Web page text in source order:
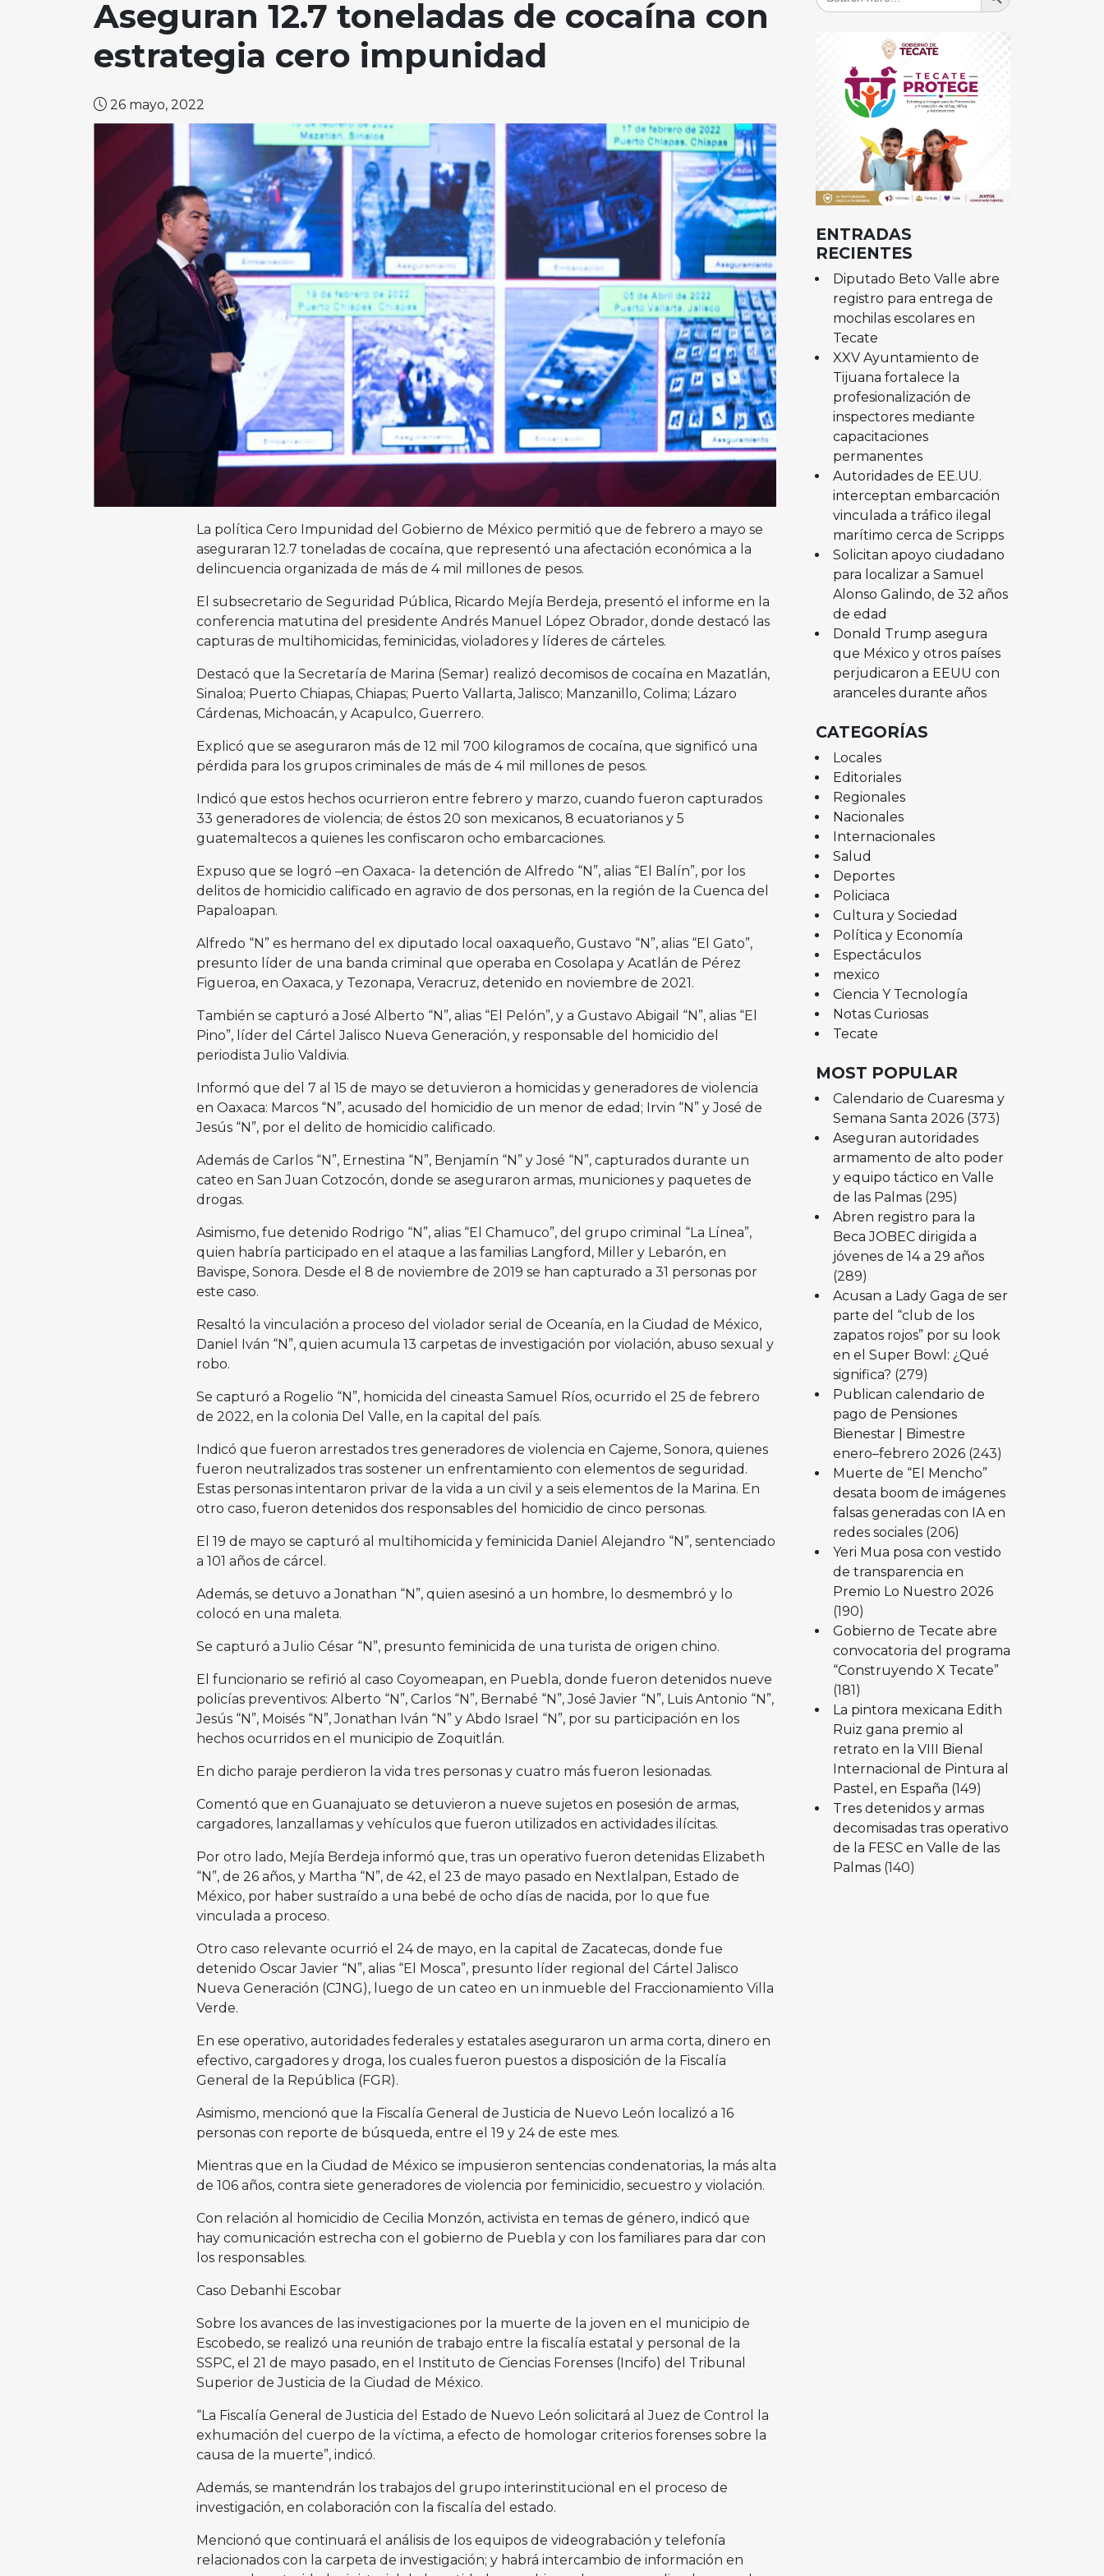
Aseguran 12.7 toneladas de cocaína con
estrategia cero impunidad
26 mayo, 2022
La política Cero Impunidad del Gobierno de México permitió que de febrero a mayo se
aseguraran 12.7 toneladas de cocaína, que representó una afectación económica a la
delincuencia organizada de más de 4 mil millones de pesos.
El subsecretario de Seguridad Pública, Ricardo Mejía Berdeja, presentó el informe en la
conferencia matutina del presidente Andrés Manuel López Obrador, donde destacó las
capturas de multihomicidas, feminicidas, violadores y líderes de cárteles.
Destacó que la Secretaría de Marina (Semar) realizó decomisos de cocaína en Mazatlán,
Sinaloa; Puerto Chiapas, Chiapas; Puerto Vallarta, Jalisco; Manzanillo, Colima; Lázaro
Cárdenas, Michoacán, y Acapulco, Guerrero.
Explicó que se aseguraron más de 12 mil 700 kilogramos de cocaína, que significó una
pérdida para los grupos criminales de más de 4 mil millones de pesos.
Indicó que estos hechos ocurrieron entre febrero y marzo, cuando fueron capturados
33 generadores de violencia; de éstos 20 son mexicanos, 8 ecuatorianos y 5
guatemaltecos a quienes les confiscaron ocho embarcaciones.
Expuso que se logró –en Oaxaca- la detención de Alfredo “N”, alias “El Balín”, por los
delitos de homicidio calificado en agravio de dos personas, en la región de la Cuenca del
Papaloapan.
Alfredo “N” es hermano del ex diputado local oaxaqueño, Gustavo “N”, alias “El Gato”,
presunto líder de una banda criminal que operaba en Cosolapa y Acatlán de Pérez
Figueroa, en Oaxaca, y Tezonapa, Veracruz, detenido en noviembre de 2021.
También se capturó a José Alberto “N”, alias “El Pelón”, y a Gustavo Abigail “N”, alias “El
Pino”, líder del Cártel Jalisco Nueva Generación, y responsable del homicidio del
periodista Julio Valdivia.
Informó que del 7 al 15 de mayo se detuvieron a homicidas y generadores de violencia
en Oaxaca: Marcos “N”, acusado del homicidio de un menor de edad; Irvin “N” y José de
Jesús “N”, por el delito de homicidio calificado.
Además de Carlos “N”, Ernestina “N”, Benjamín “N” y José “N”, capturados durante un
cateo en San Juan Cotzocón, donde se aseguraron armas, municiones y paquetes de
drogas.
Asimismo, fue detenido Rodrigo “N”, alias “El Chamuco”, del grupo criminal “La Línea”,
quien habría participado en el ataque a las familias Langford, Miller y Lebarón, en
Bavispe, Sonora. Desde el 8 de noviembre de 2019 se han capturado a 31 personas por
este caso.
Resaltó la vinculación a proceso del violador serial de Oceanía, en la Ciudad de México,
Daniel Iván “N”, quien acumula 13 carpetas de investigación por violación, abuso sexual y
robo.
Se capturó a Rogelio “N”, homicida del cineasta Samuel Ríos, ocurrido el 25 de febrero
de 2022, en la colonia Del Valle, en la capital del país.
Indicó que fueron arrestados tres generadores de violencia en Cajeme, Sonora, quienes
fueron neutralizados tras sostener un enfrentamiento con elementos de seguridad.
Estas personas intentaron privar de la vida a un civil y a seis elementos de la Marina. En
otro caso, fueron detenidos dos responsables del homicidio de cinco personas.
El 19 de mayo se capturó al multihomicida y feminicida Daniel Alejandro “N”, sentenciado
a 101 años de cárcel.
Además, se detuvo a Jonathan “N”, quien asesinó a un hombre, lo desmembró y lo
colocó en una maleta.
Se capturó a Julio César “N”, presunto feminicida de una turista de origen chino.
El funcionario se refirió al caso Coyomeapan, en Puebla, donde fueron detenidos nueve
policías preventivos: Alberto “N”, Carlos “N”, Bernabé “N”, José Javier “N”, Luis Antonio “N”,
Jesús “N”, Moisés “N”, Jonathan Iván “N” y Abdo Israel “N”, por su participación en los
hechos ocurridos en el municipio de Zoquitlán.
En dicho paraje perdieron la vida tres personas y cuatro más fueron lesionadas.
Comentó que en Guanajuato se detuvieron a nueve sujetos en posesión de armas,
cargadores, lanzallamas y vehículos que fueron utilizados en actividades ilícitas.
Por otro lado, Mejía Berdeja informó que, tras un operativo fueron detenidas Elizabeth
“N”, de 26 años, y Martha “N”, de 42, el 23 de mayo pasado en Nextlalpan, Estado de
México, por haber sustraído a una bebé de ocho días de nacida, por lo que fue
vinculada a proceso.
Otro caso relevante ocurrió el 24 de mayo, en la capital de Zacatecas, donde fue
detenido Oscar Javier “N”, alias “El Mosca”, presunto líder regional del Cártel Jalisco
Nueva Generación (CJNG), luego de un cateo en un inmueble del Fraccionamiento Villa
Verde.
En ese operativo, autoridades federales y estatales aseguraron un arma corta, dinero en
efectivo, cargadores y droga, los cuales fueron puestos a disposición de la Fiscalía
General de la República (FGR).
Asimismo, mencionó que la Fiscalía General de Justicia de Nuevo León localizó a 16
personas con reporte de búsqueda, entre el 19 y 24 de este mes.
Mientras que en la Ciudad de México se impusieron sentencias condenatorias, la más alta
de 106 años, contra siete generadores de violencia por feminicidio, secuestro y violación.
Con relación al homicidio de Cecilia Monzón, activista en temas de género, indicó que
hay comunicación estrecha con el gobierno de Puebla y con los familiares para dar con
los responsables.
Caso Debanhi Escobar
Sobre los avances de las investigaciones por la muerte de la joven en el municipio de
Escobedo, se realizó una reunión de trabajo entre la fiscalía estatal y personal de la
SSPC, el 21 de mayo pasado, en el Instituto de Ciencias Forenses (Incifo) del Tribunal
Superior de Justicia de la Ciudad de México.
“La Fiscalía General de Justicia del Estado de Nuevo León solicitará al Juez de Control la
exhumación del cuerpo de la víctima, a efecto de homologar criterios forenses sobre la
causa de la muerte”, indicó.
Además, se mantendrán los trabajos del grupo interinstitucional en el proceso de
investigación, en colaboración con la fiscalía del estado.
Mencionó que continuará el análisis de los equipos de videograbación y telefonía
relacionados con la carpeta de investigación; y habrá intercambio de información en
ENTRADAS
RECIENTES
Diputado Beto Valle abre
registro para entrega de
mochilas escolares en
Tecate
XXV Ayuntamiento de
Tijuana fortalece la
profesionalización de
inspectores mediante
capacitaciones
permanentes
Autoridades de EE.UU.
interceptan embarcación
vinculada a tráfico ilegal
marítimo cerca de Scripps
Solicitan apoyo ciudadano
para localizar a Samuel
Alonso Galindo, de 32 años
de edad
Donald Trump asegura
que México y otros países
perjudicaron a EEUU con
aranceles durante años
CATEGORÍAS
Locales
Editoriales
Regionales
Nacionales
Internacionales
Salud
Deportes
Policiaca
Cultura y Sociedad
Política y Economía
Espectáculos
mexico
Ciencia Y Tecnología
Notas Curiosas
Tecate
MOST POPULAR
Calendario de Cuaresma y
Semana Santa 2026 (373)
Aseguran autoridades
armamento de alto poder
y equipo táctico en Valle
de las Palmas (295)
Abren registro para la
Beca JOBEC dirigida a
jóvenes de 14 a 29 años
(289)
Acusan a Lady Gaga de ser
parte del “club de los
zapatos rojos” por su look
en el Super Bowl: ¿Qué
significa? (279)
Publican calendario de
pago de Pensiones
Bienestar | Bimestre
enero–febrero 2026 (243)
Muerte de “El Mencho”
desata boom de imágenes
falsas generadas con IA en
redes sociales (206)
Yeri Mua posa con vestido
de transparencia en
Premio Lo Nuestro 2026
(190)
Gobierno de Tecate abre
convocatoria del programa
“Construyendo X Tecate”
(181)
La pintora mexicana Edith
Ruiz gana premio al
retrato en la VIII Bienal
Internacional de Pintura al
Pastel, en España (149)
Tres detenidos y armas
decomisadas tras operativo
de la FESC en Valle de las
Palmas (140)